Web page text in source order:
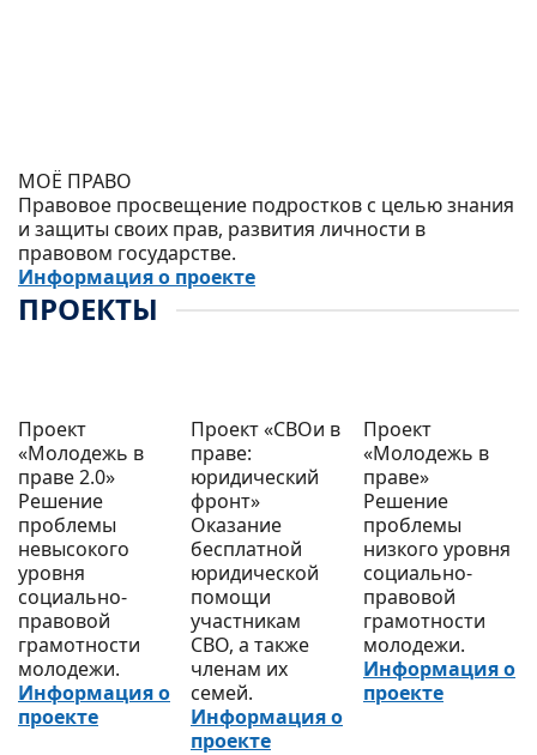
МОЁ ПРАВО
Правовое просвещение подростков с целью знания
и защиты своих прав, развития личности в
правовом государстве.
Информация о проекте
ПРОЕКТЫ
Проект
«Молодежь в
праве 2.0»
Решение
проблемы
невысокого
уровня
социально-
правовой
грамотности
молодежи.
Информация о
проекте
Проект «СВОи в
праве:
юридический
фронт»
Оказание
бесплатной
юридической
помощи
участникам
СВО, а также
членам их
семей.
Информация о
проекте
Проект
«Молодежь в
праве»
Решение
проблемы
низкого уровня
социально-
правовой
грамотности
молодежи.
Информация о
проекте